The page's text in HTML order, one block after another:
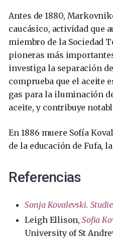
Antes de 1880,
caucásico, actividad que
miembro de la Sociedad
pioneras más
investiga la separación
comprueba que el aceite
gas para la iluminación
aceite, y contribuye
En 1886 muere Sofía
de la educación de Fufa,
Referencias
Sonja Kovalevski.
Leigh Ellison,Sofia
University of St